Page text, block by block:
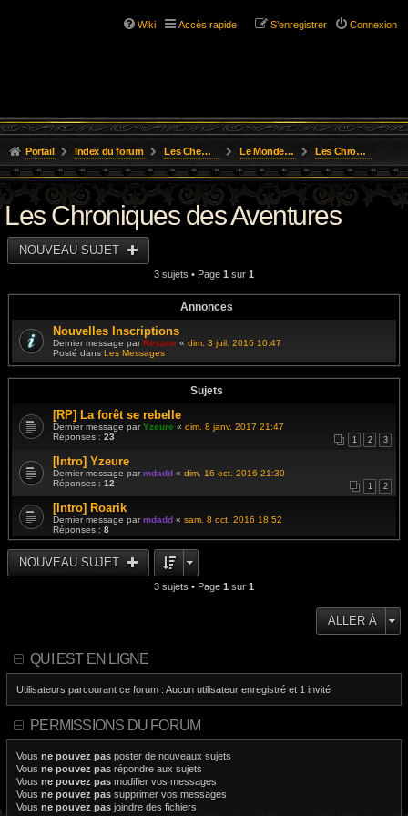
Wiki Accès rapide Connexion
S’enregistrer
Portail Index du forum Les Chemins de L'Aventure Le Monde de Golarion Les Chroniques des Aventures
Les Chroniques des Aventures
NOUVEAU SUJET
3 sujets • Page 1 sur 1
Annonces
Nouvelles Inscriptions
Dernier message parResane « dim. 3 juil. 2016 10:47
Posté dans Les Messages
Sujets
[RP] La forêt se rebelle
Dernier message parYzeure « dim. 8 janv. 2017 21:47
Réponses : 23 1 2 3
[Intro] Yzeure
Dernier message parmdadd « dim. 16 oct. 2016 21:30
Réponses : 12 1 2
[Intro] Roarik
Dernier message parmdadd « sam. 8 oct. 2016 18:52
Réponses : 8
NOUVEAU SUJET
3 sujets • Page 1 sur 1
ALLER À
QUI EST EN LIGNE
Utilisateurs parcourant ce forum : Aucun utilisateur enregistré et 1 invité
PERMISSIONS DU FORUM
Vous ne pouvez pas poster de nouveaux sujets
Vous ne pouvez pas répondre aux sujets
Vous ne pouvez pas modifier vos messages
Vous ne pouvez pas supprimer vos messages
Vous ne pouvez pas joindre des fichiers